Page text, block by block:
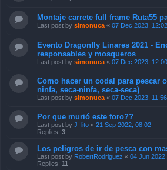
Montaje carrete full frame Ruta55
Last post by simonuca « 07 Dec 2023, 12:02
Evento Dragonfly Linares 2021 -
responsables y mosqueros
Last post by simonuca « 07 Dec 2023, 12:00
Como hacer un codal para pescar
ninfa, seca-ninfa, seca-seca)
Last post by simonuca « 07 Dec 2023, 11:56
Por que murió este foro??
Last post by J_lito « 21 Sep 2022, 08:02
Replies: 3
Los peligros de ir de pesca con
Last post by RobertRodriguez « 04 Jun
Replies: 11